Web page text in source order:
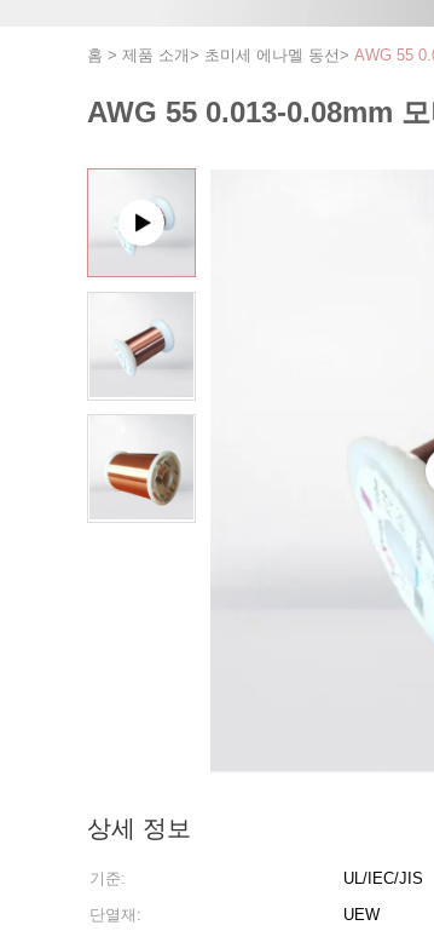
홈 > 제품 소개> 초미세 에나멜 동선> AWG 55
AWG 55 0.013-0.08mm
상세 정보
기준: UL/IEC/JIS
단열재:
UEW